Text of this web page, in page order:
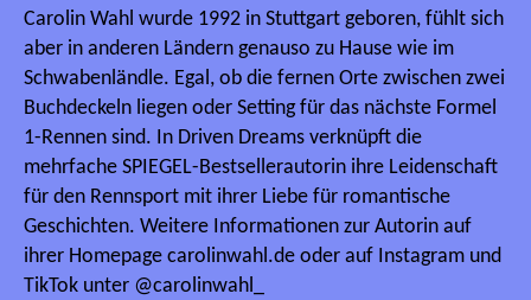
Carolin Wahl wurde 1992 in Stuttgart geboren, fühlt sich
aber in anderen Ländern genauso zu Hause wie im
Schwabenländle. Egal, ob die fernen Orte zwischen zwei
Buchdeckeln liegen oder Setting für das nächste Formel
1-Rennen sind. In Driven Dreams verknüpft die
mehrfache SPIEGEL-Bestsellerautorin ihre Leidenschaft
für den Rennsport mit ihrer Liebe für romantische
Geschichten. Weitere Informationen zur Autorin auf
ihrer Homepage carolinwahl.de oder auf Instagram und
TikTok unter @carolinwahl_